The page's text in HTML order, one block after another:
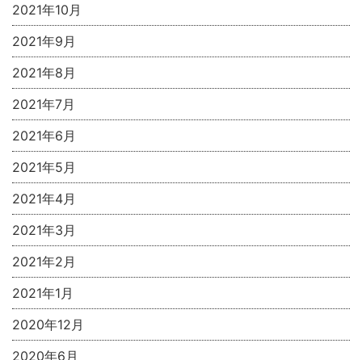
2021年10月
2021年9月
2021年8月
2021年7月
2021年6月
2021年5月
2021年4月
2021年3月
2021年2月
2021年1月
2020年12月
2020年6月